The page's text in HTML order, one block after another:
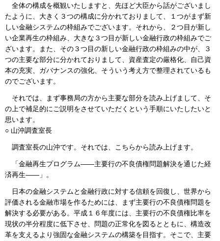
全体の構成を概観いたしますと、先ほど大臣から話がございまし
たように、大きく３つの構成に分かれておりまして、１つがまず新
しい金融システムの枠組みでございます。それから、２つ目が新し
い企業再生の枠組み、大きな３つ目が新しい金融行政の枠組みでご
ざいます。また、その３つ目の新しい金融行政の枠組みの中が、３
つの主要な部分に分かれておりまして、資産査定の厳格化、自己資
本の充実、ガバナンスの強化、そういう考え方で整理されているも
のでございます。
それでは、まず事務局の方から主要な部分を読み上げまして、そ
の上で補足的にご説明をさせていただくという手順にいたしたいと
思います。
○ 山沖調査室長
調査室長の山沖です。それでは、こちらから読み上げます。
「金融再生プログラム――主要行の不良債権問題解決を通じた経
済再生――」。
日本の金融システムと金融行政に対する信頼を回復し、世界から
評価される金融市場を作るためには、まず主要行の不良債権問題を
解決する必要がある。平成１６年度には、主要行の不良債権比率を
現状の半分程度に低下させ、問題の正常化を図るとともに、構造改
革を支えるより強固な金融システムの構築を目指す。そこで、主要